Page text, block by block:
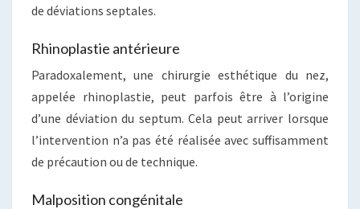
de déviations septales.
Rhinoplastie antérieure
Paradoxalement, une chirurgie esthétique du nez,
appelée rhinoplastie, peut parfois être à l’origine
d’une déviation du septum. Cela peut arriver lorsque
l’intervention n’a pas été réalisée avec suffisamment
de précaution ou de technique.
Malposition congénitale